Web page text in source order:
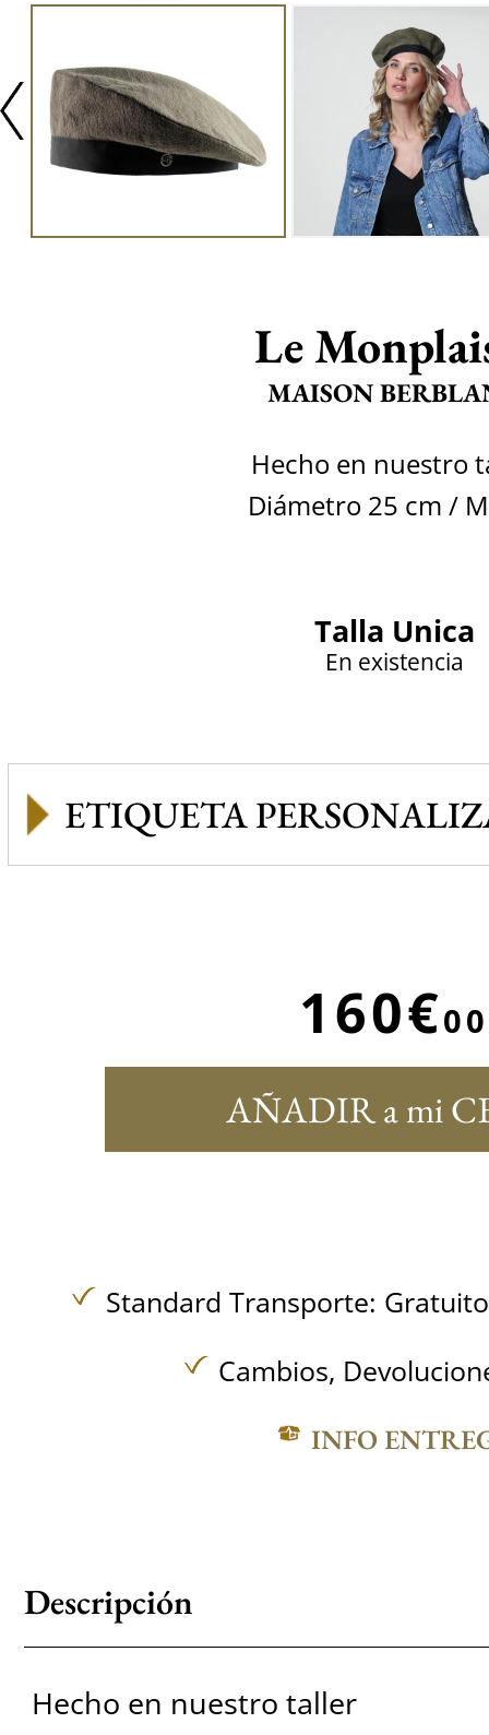
Le
MAISON
Hecho en nuestro
Diámetro 25 cm /
Talla Unica
En existencia
ETIQUETA
160€00
AÑADIR a mi
Standard Transporte:
Cambios,
INFO
Descripción
Hecho en nuestro taller